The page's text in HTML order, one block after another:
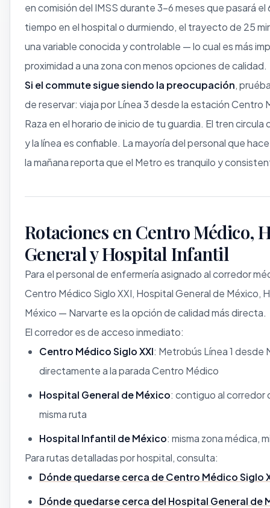
en comisión del IMSS durante 3–6 meses que pasará
tiempo en el hospital o durmiendo, el trayecto de 25
una variable conocida y controlable — lo cual es más
proximidad a una zona con menos opciones de calidad.
Si el commute sigue siendo la preocupación,
de reservar: viaja por Línea 3 desde la estación Centro
Raza en el horario de inicio de tu guardia. El tren circula
y la línea es confiable. La mayoría del personal que
la mañana reporta que el Metro es tranquilo y
Rotaciones en Centro Médico,
General y Hospital Infantil
Para el personal de enfermería asignado al corredor
Centro Médico Siglo XXI, Hospital General de México,
México — Narvarte es la opción de calidad más directa.
El corredor es de acceso inmediato:
Centro Médico Siglo XXI: Metrobús Línea 1 desde
directamente a la parada Centro Médico
Hospital General de México: contiguo al corredor
misma ruta
Hospital Infantil de México: misma zona médica,
Para rutas detalladas por hospital, consulta:
Dónde quedarse cerca de Centro Médico Siglo
Dónde quedarse cerca del Hospital General de